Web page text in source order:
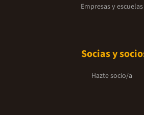
Empresas y escuelas
Socias y
Hazte socio/a